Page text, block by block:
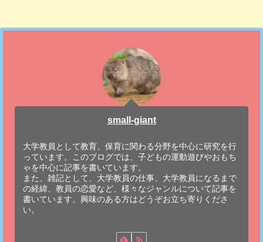
small-giant
大学教員として教育、保育に関わる分野を中心に研究を行
っています。このブログでは、子どもの運動遊びやおもち
ゃを中心に記事を書いています。
また、雑記として、大学教員の仕事、大学教員になるまで
の経緯、教員の恋愛など、様々なジャンルについて記事を
書いています。興味のある方はどうぞお立ち寄りくださ
い。